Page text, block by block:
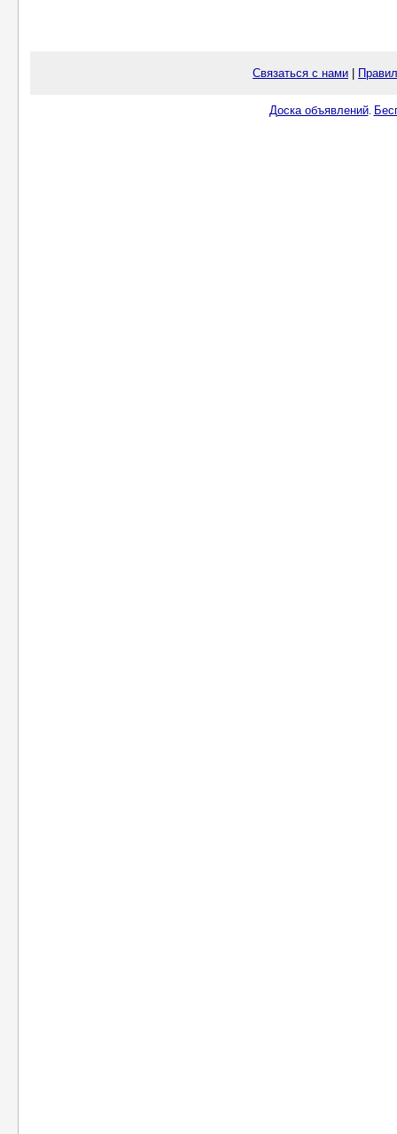
Связаться с нами
Доска объявлений.